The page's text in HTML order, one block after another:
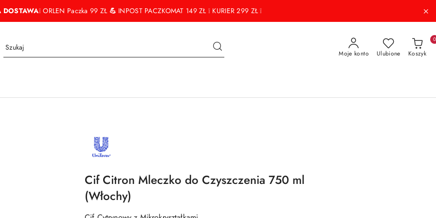
DOSTAWA❕ ORLEN Paczka 99 ZŁ💪 INPOST PACZKOMAT 149 ZŁ ❕ KURIER 299 ZŁ ❕
Moje konto Ulubione Koszyk
0
PRODUCENTA:
UNILEVER
Cif Citron Mleczko do Czyszczenia 750 ml
(Włochy)